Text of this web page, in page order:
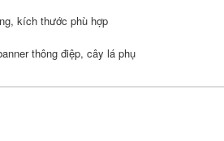
kích thước phù hợp
thông điệp, cây lá phụ